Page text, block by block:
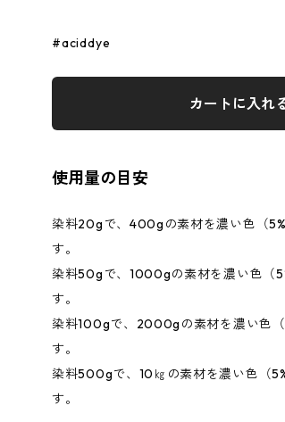
#aciddye
カートに入れ
使用量の目安
染料20gで、400gの素材を濃い色（
す。
染料50gで、1000gの素材を濃い色（
す。
染料100gで、2000gの素材を濃い色
す。
染料500gで、10㎏の素材を濃い色（
す。